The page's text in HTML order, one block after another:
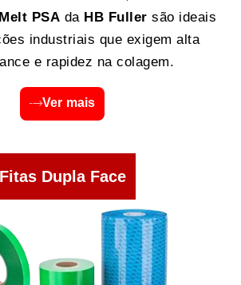
PSA da HB Fuller são ideais
industriais que exigem alta
e rapidez na colagem.
Ver mais
Fitas Dupla Face